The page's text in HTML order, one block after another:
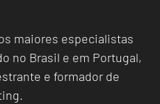
maiores especialistas
no Brasil e em Portugal,
e formador de